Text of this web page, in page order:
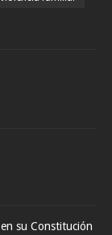
su Constitución